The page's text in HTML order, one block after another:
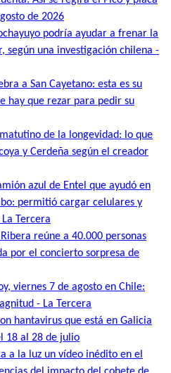
de 2026
podría ayudar a frenar la
según una investigación chilena -
a San Cayetano: esta es su
hay que rezar para pedir su
de la longevidad: lo que
y Cerdeña según el creador
azul de Entel que ayudó en
permitió cargar celulares y
Tercera
reúne a 40.000 personas
por el concierto sorpresa de
viernes 7 de agosto en Chile:
- La Tercera
hantavirus que está en Galicia
18 al 28 de julio
a la luz un vídeo inédito en el